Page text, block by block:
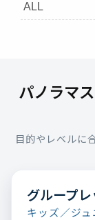
ALL
パノラマ
目的やレベルに
グループレ
キッズ／ジ